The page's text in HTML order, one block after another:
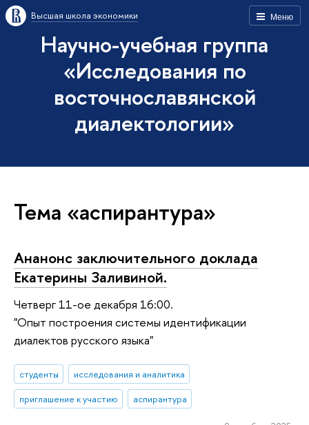
Меню
Высшая школа экономики
Научно-учебная группа
«Исследования по
восточнославянской
диалектологии»
Тема «аспирантура»
Ананонс заключительного доклада
Екатерины Заливиной.
Четверг 11-ое декабря 16:00.
"Опыт построения системы идентификации
диалектов русского языка"
студенты
исследования и аналитика
приглашение к участию
аспирантура